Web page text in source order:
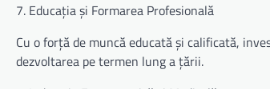
7. Educația și Formarea Profesională
Cu o forță de muncă educată și calificată,
dezvoltarea pe termen lung a țării.